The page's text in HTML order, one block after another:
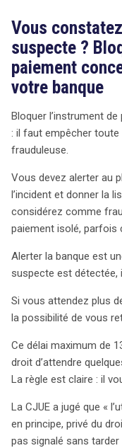
contestée. Il est
plainte auprès des
futile. Certaines
pour traiter les
tracer les fraudeurs.
assureur pour
défense juridique,
éviter le
a été authentifié,
autorisé. Une
autorisation est
Enfin, restez
remboursement.
ont commencé à
victimes, soulignant
est engagée en cas
Vous
suspecte ?
paiement
votre banque
Bloquer l’instrument
: il faut empêcher toute
frauduleuse.
Vous devez alerter au
l’incident et donner la
considérez comme
paiement isolé, parfois
Alerter la banque est
suspecte est détectée,
Si vous attendez plus
la possibilité de vous
Ce délai maximum de
droit d’attendre
La règle est claire : il
La CJUE a jugé que «
en principe, privé du
pas signalé sans